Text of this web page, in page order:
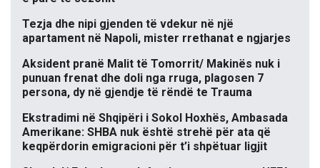
Tezja dhe nipi gjenden të vdekur në një
apartament në Napoli, mister rrethanat e ngjarjes
Aksident pranë Malit të Tomorrit/ Makinës nuk i
punuan frenat dhe doli nga rruga, plagosen 7
persona, dy në gjendje të rëndë te Trauma
Ekstradimi në Shqipëri i Sokol Hoxhës, Ambasada
Amerikane: SHBA nuk është strehë për ata që
keqpërdorin emigracioni për t’i shpëtuar ligjit